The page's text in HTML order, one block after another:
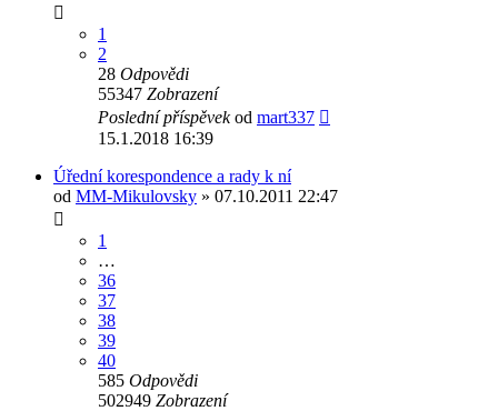
1
2
28 Odpovědi
55347 Zobrazení
Poslední příspěvekod mart337
15.1.2018 16:39
Úřední korespondence a rady k ní
od MM-Mikulovsky » 07.10.2011 22:47
1
…
36
37
38
39
40
585 Odpovědi
502949 Zobrazení